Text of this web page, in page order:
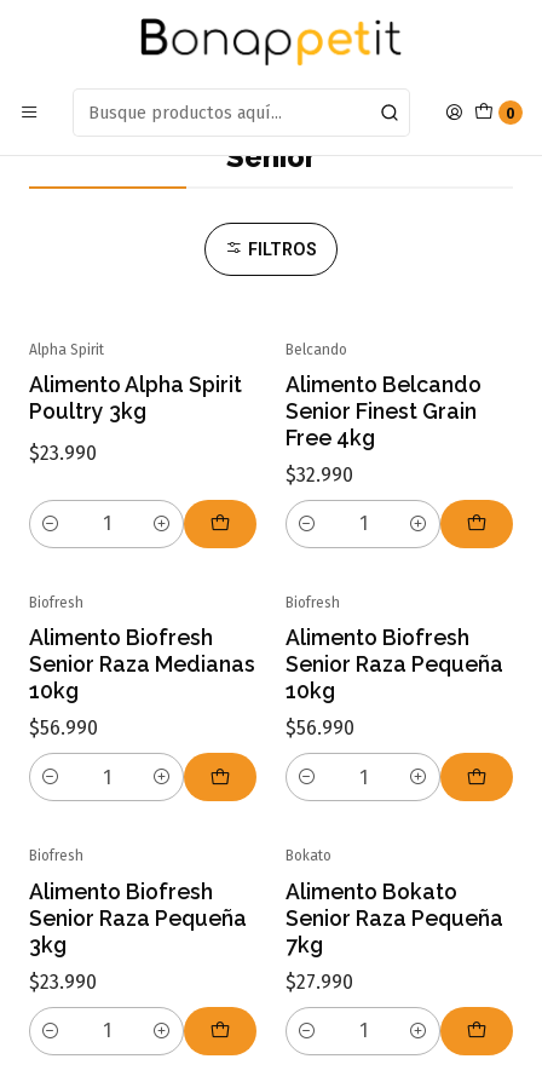
0
Estamos en: Antumalal 612, Quilicura Míranos en Maps
Senior
FILTROS
Alpha Spirit
Alimento Alpha Spirit
Poultry 3kg
$23.990
Cantidad
Belcando
Alimento Belcando
Senior Finest Grain
Free 4kg
$32.990
Cantidad
Biofresh
Alimento Biofresh
Senior Raza Medianas
10kg
$56.990
Cantidad
Biofresh
Alimento Biofresh
Senior Raza Pequeña
10kg
$56.990
Cantidad
Biofresh
Alimento Biofresh
Senior Raza Pequeña
3kg
$23.990
Cantidad
Bokato
Alimento Bokato
Senior Raza Pequeña
7kg
$27.990
Cantidad